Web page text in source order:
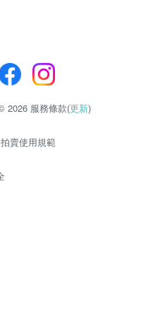
2026 服務條款(更新)
拍賣使用規範